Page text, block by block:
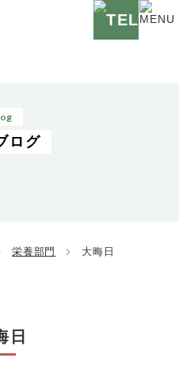
ログ
栄養部門 大晦日
日